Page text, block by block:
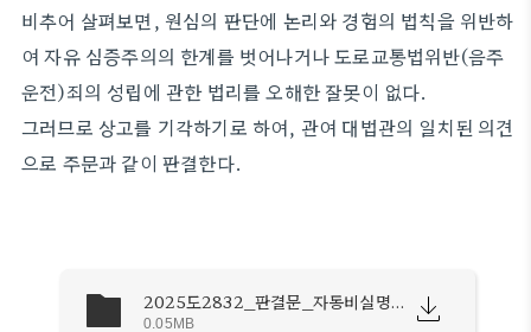
비추어 살펴보면, 원심의 판단에 논리와 경험의 법칙을 위반하
여 자유 심증주의의 한계를 벗어나거나 도로교통법위반(음주
운전)죄의 성립에 관한 법리를 오해한 잘못이 없다.
그러므로 상고를 기각하기로 하여, 관여 대법관의 일치된 의견
으로 주문과 같이 판결한다.
2025도2832_판결문_자동비실명.pdf
0.05MB